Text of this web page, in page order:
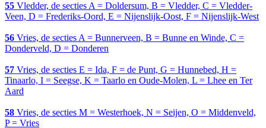
55 Vledder, de secties A = Doldersum, B = Vledder, C = Vledder-
Veen, D = Frederiks-Oord, E = Nijenslijk-Oost, F = Nijenslijk-West
56 Vries, de secties A = Bunnerveen, B = Bunne en Winde, C =
Donderveld, D = Donderen
57 Vries, de secties E = Ida, F = de Punt, G = Hunnebed, H =
Tinaarlo, I = Seegse, K = Taarlo en Oude-Molen, L = Lhee en Ter
Aard
58 Vries, de secties M = Westerhoek, N = Seijen, O = Middenveld,
P = Vries